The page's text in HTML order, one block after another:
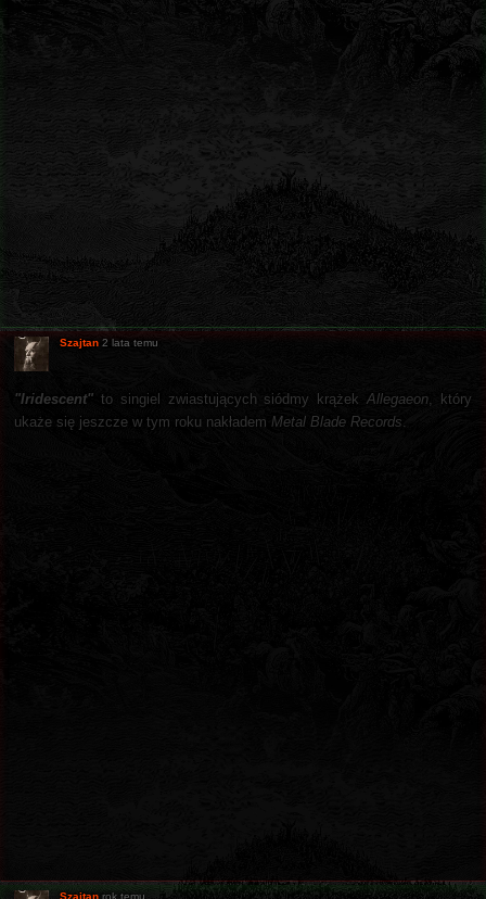
Szajtan 2 lata temu
"Iridescent" to singiel zwiastujących siódmy krążekAllegaeon, który
ukaże się jeszcze w tym roku nakładem Metal Blade Records.
Szajtan rok temu